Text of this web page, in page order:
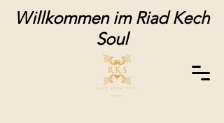
Willkommen im Riad Kech
Soul